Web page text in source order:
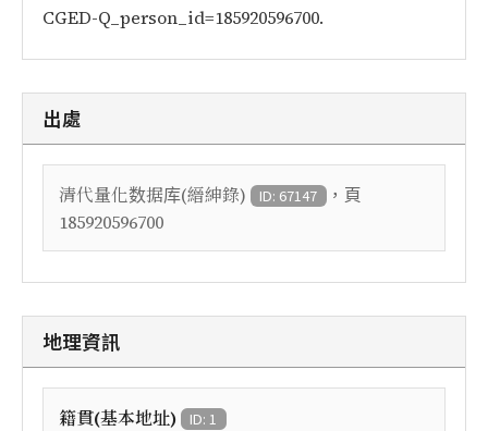
CGED-Q_person_id=185920596700.
出處
清代量化数据库(縉紳錄) ID: 67147 ，頁
185920596700
地理資訊
籍貫(基本地址) ID: 1